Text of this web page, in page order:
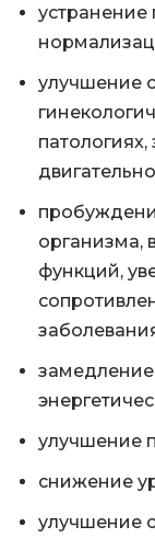
устранение
улучшение
организма,
функций,
замедление
улучшение
снижение
улучшение